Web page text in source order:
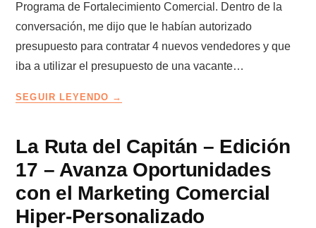
Programa de Fortalecimiento Comercial. Dentro de la
conversación, me dijo que le habían autorizado
presupuesto para contratar 4 nuevos vendedores y que
iba a utilizar el presupuesto de una vacante…
SEGUIR LEYENDO
CON
UNA
VACANTE
DE
VENDEDOR
La Ruta del Capitán – Edición
17 – Avanza Oportunidades
con el Marketing Comercial
Hiper-Personalizado